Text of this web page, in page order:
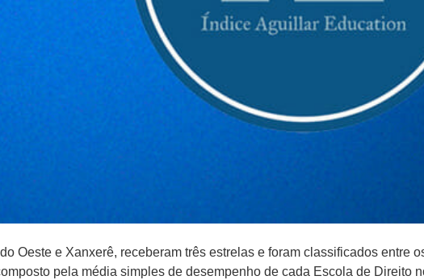
Oeste e Xanxerê, receberam três estrelas e foram classificados entre
pela média simples de desempenho de cada Escola de Direito